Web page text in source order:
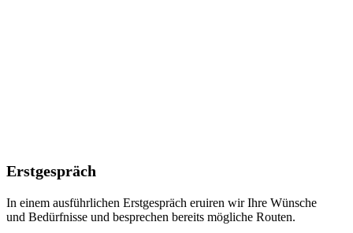
Erstgespräch
In einem ausführlichen Erstgespräch eruiren wir Ihre Wünsche
und Bedürfnisse und besprechen bereits mögliche Routen.